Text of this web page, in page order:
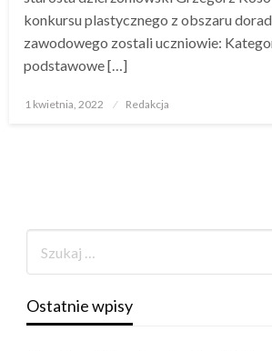
konkursu plastycznego z obszaru
zawodowego zostali uczniowie:
podstawowe […]
Opublikowane
1 kwietnia, 2022 Redakcja
Ostatnie wpisy